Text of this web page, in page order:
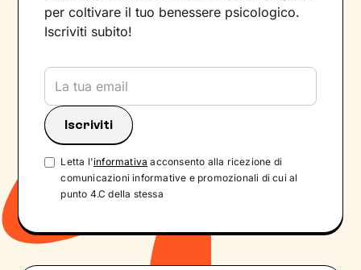
per coltivare il tuo benessere psicologico.
Iscriviti subito!
Letta l'informativa acconsento alla ricezione di
comunicazioni informative e promozionali di cui al
punto 4.C della stessa